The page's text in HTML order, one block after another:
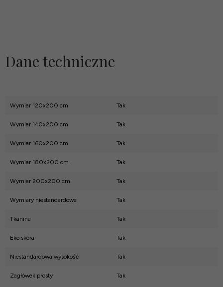
Dane techniczne
Wymiar 120x200 cm Tak
Wymiar 140x200 cm Tak
Wymiar 160x200 cm Tak
Wymiar 180x200 cm Tak
Wymiar 200x200 cm Tak
Wymiary niestandardowe Tak
Tkanina Tak
Eko skóra Tak
Niestandardowa wysokość Tak
Zagłówek prosty Tak